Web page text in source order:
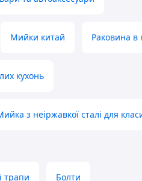
Мийки китай Раковина в
кухонь
з неіржавкої сталі для
трапи Болти